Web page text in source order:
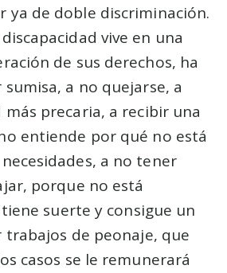
ya de doble discriminación.
vive en una
de sus derechos, ha
a no quejarse, a
precaria, a recibir una
entiende por qué no está
a no tener
porque no está
suerte y consigue un
trabajos de peonaje, que
casos se le remunerará